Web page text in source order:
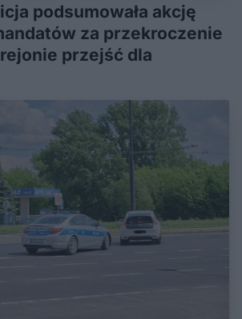
podsumowała akcję
za przekroczenie
przejść dla